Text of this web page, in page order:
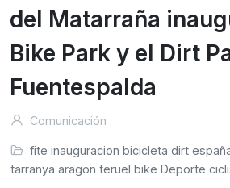
del Matarraña
Bike Park y el Dirt
Fuentespalda
Comunicación
fite inauguracion bicicleta dirt
aragon teruel bike Deporte